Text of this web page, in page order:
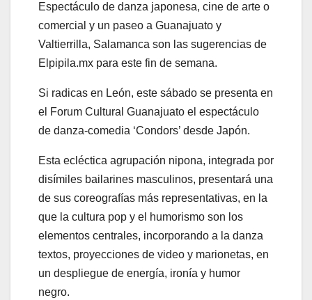
Espectáculo de danza japonesa, cine de arte o
comercial y un paseo a Guanajuato y
Valtierrilla, Salamanca son las sugerencias de
Elpipila.mx para este fin de semana.
Si radicas en León, este sábado se presenta en
el Forum Cultural Guanajuato el espectáculo
de danza-comedia ‘Condors’ desde Japón.
Esta ecléctica agrupación nipona, integrada por
disímiles bailarines masculinos, presentará una
de sus coreografías más representativas, en la
que la cultura pop y el humorismo son los
elementos centrales, incorporando a la danza
textos, proyecciones de video y marionetas, en
un despliegue de energía, ironía y humor
negro.